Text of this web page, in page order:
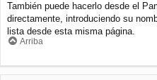
También puede hacerlo desde el
directamente, introduciendo su
lista desde esta misma página.
Arriba